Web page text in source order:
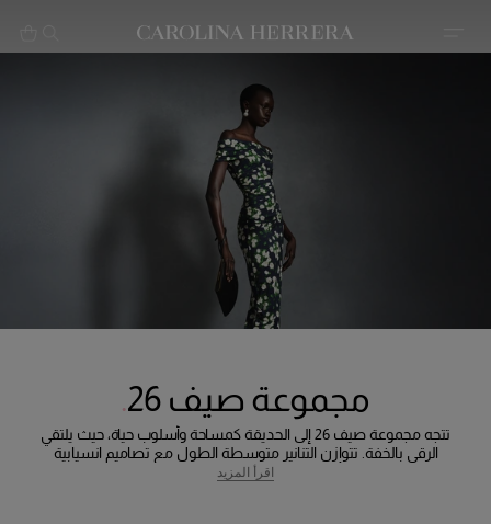
بيان إمكانية الوصول (الرابط)
مجموعة صيف 26
تتجه مجموعة صيف 26 إلى الحديقة كمساحة وأسلوب حياة، حيث يلتقي
الرقي بالخفة. تتوازن التنانير متوسطة الطول مع تصاميم انسيابية
بقصات halter وأكتاف مكشوفة، لتمنح إحساسًا بالحركة والنعومة.
اقرأ المزيد